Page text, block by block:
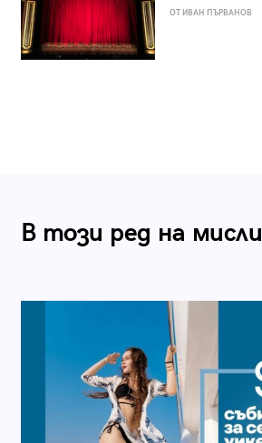
ОТ ИВАН ПЪРВАНОВ
В този ред на мисли